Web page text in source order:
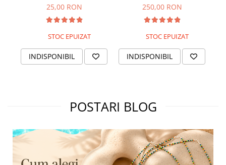
25,00 RON
STOC EPUIZAT
INDISPONIBIL
250,00 RON
STOC EPUIZAT
INDISPONIBIL
POSTARI BLOG